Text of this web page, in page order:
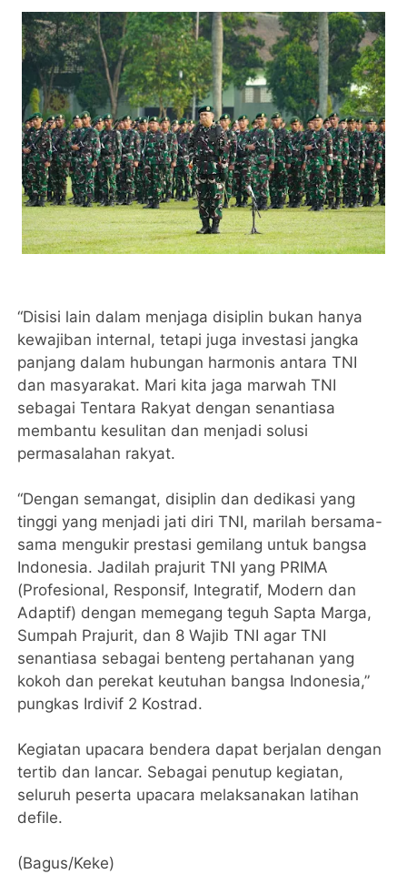
“Disisi lain dalam menjaga disiplin bukan hanya
kewajiban internal, tetapi juga investasi jangka
panjang dalam hubungan harmonis antara TNI
dan masyarakat. Mari kita jaga marwah TNI
sebagai Tentara Rakyat dengan senantiasa
membantu kesulitan dan menjadi solusi
permasalahan rakyat.
“Dengan semangat, disiplin dan dedikasi yang
tinggi yang menjadi jati diri TNI, marilah bersama-
sama mengukir prestasi gemilang untuk bangsa
Indonesia. Jadilah prajurit TNI yang PRIMA
(Profesional, Responsif, Integratif, Modern dan
Adaptif) dengan memegang teguh Sapta Marga,
Sumpah Prajurit, dan 8 Wajib TNI agar TNI
senantiasa sebagai benteng pertahanan yang
kokoh dan perekat keutuhan bangsa Indonesia,”
pungkas Irdivif 2 Kostrad.
Kegiatan upacara bendera dapat berjalan dengan
tertib dan lancar. Sebagai penutup kegiatan,
seluruh peserta upacara melaksanakan latihan
defile.
(Bagus/Keke)